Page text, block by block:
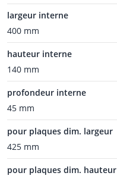
largeur interne
400 mm
hauteur interne
140 mm
profondeur interne
45 mm
pour plaques dim. largeur
425 mm
pour plaques dim. hauteur